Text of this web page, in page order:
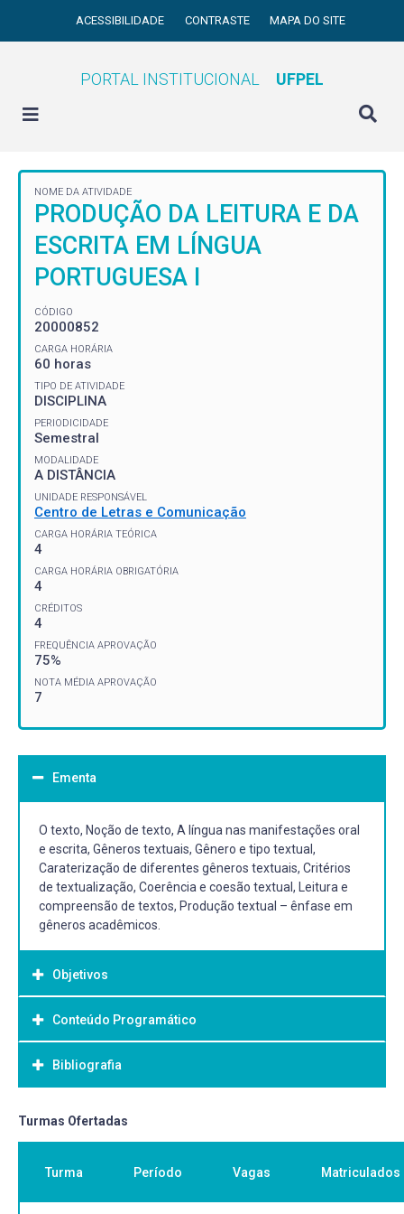
ACESSIBILIDADE CONTRASTE MAPA DO SITE
PORTAL INSTITUCIONAL UFPEL
NOME DA ATIVIDADE
PRODUÇÃO DA LEITURA E DA
ESCRITA EM LÍNGUA
PORTUGUESA I
CÓDIGO
20000852
CARGA HORÁRIA
60 horas
TIPO DE ATIVIDADE
DISCIPLINA
PERIODICIDADE
Semestral
MODALIDADE
A DISTÂNCIA
UNIDADE RESPONSÁVEL
Centro de Letras e Comunicação
CARGA HORÁRIA TEÓRICA
4
CARGA HORÁRIA OBRIGATÓRIA
4
CRÉDITOS
4
FREQUÊNCIA APROVAÇÃO
75%
NOTA MÉDIA APROVAÇÃO
7
Ementa
O texto, Noção de texto, A língua nas manifestações oral
e escrita, Gêneros textuais, Gênero e tipo textual,
Caraterização de diferentes gêneros textuais, Critérios
de textualização, Coerência e coesão textual, Leitura e
compreensão de textos, Produção textual – ênfase em
gêneros acadêmicos.
Objetivos
Objetivo Geral:
Propiciar situações que permitam ao acadêmico a
caracterização de textos a partir de sua funcionalidade.
Conteúdo Programático
Critérios de textualização, Coerência e coesão textual,
Leitura e compreensão de textos, Produção textual –
Bibliografia
Bibliografia Básica:
BITTENCOURT, Solange Torres. Tipologias de texto e
redação. Scielo Brasil, Educar em Revista, n. 8, dez 1989.
https://www.scielo.br/j/er/a/btR63Q99Qg5VCpdVgTkfjYH/.
Turmas Ofertadas
Turma Período Vagas Matriculados